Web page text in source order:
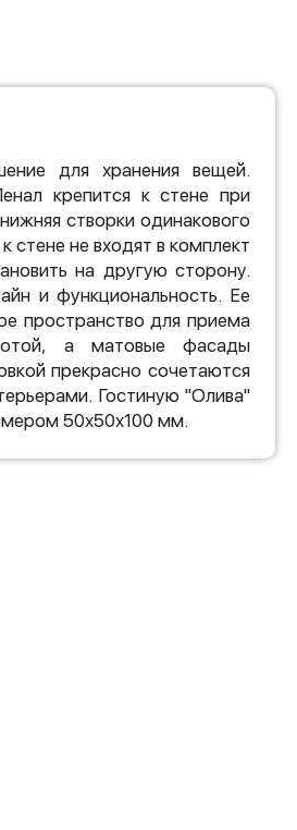
для хранения вещей.
крепится к стене при
створки одинакового
стене не входят в комплект
на другую сторону.
и функциональность. Ее
пространство для приема
а матовые фасады
прекрасно сочетаются
Гостиную "Олива"
50x50x100 мм.